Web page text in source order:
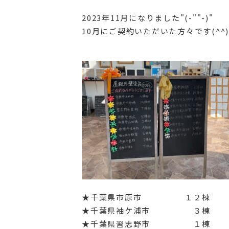
2023年11月になりました"(-""-)"
10月にご契約いただいた方々です
★千葉県市原市 １２棟
★千葉県袖ケ浦市 ３棟
★千葉県習志野市 １棟